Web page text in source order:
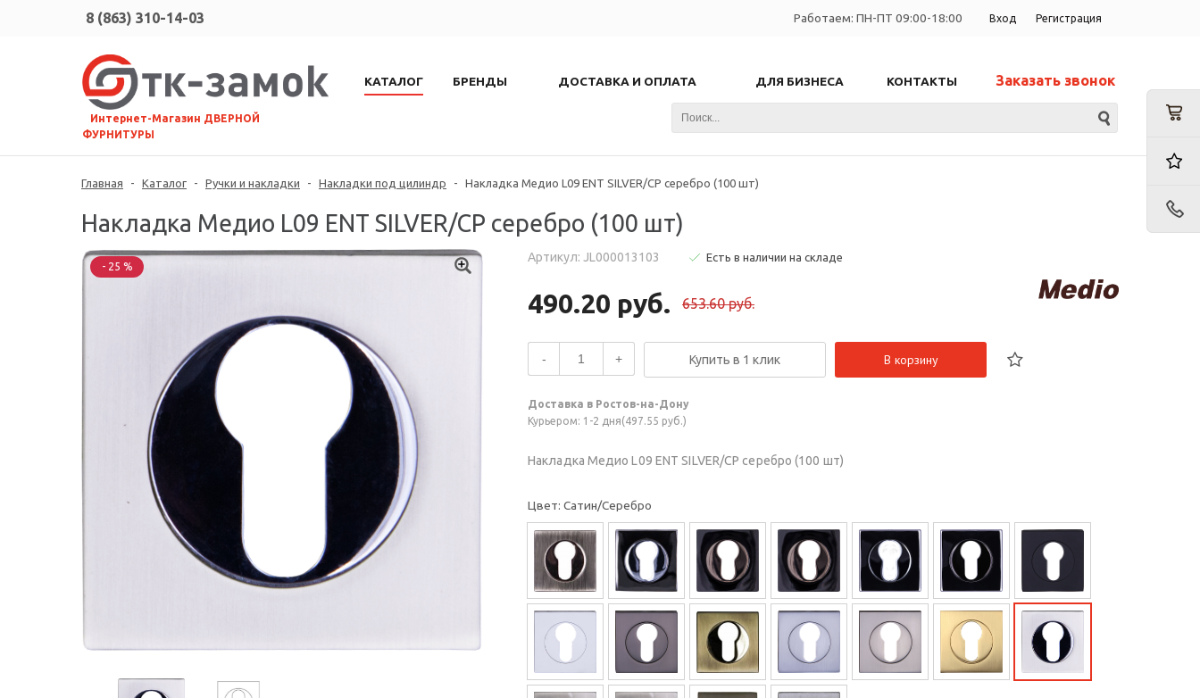
Вход Регистрация
Работаем: ПН-ПТ 09:00-18:00
8 (863) 310-14-03
⠀Интернет-Магазин ДВЕРНОЙ
ФУРНИТУРЫ
КАТАЛОГ БРЕНДЫ ДОСТАВКА И ОПЛАТА ДЛЯ БИЗНЕСА КОНТАКТЫ Заказать звонок
Главная - Каталог - Ручки и накладки - Накладки под цилиндр - Накладка Медио L09 ENT SILVER/CP серебро (100 шт)
Накладка Медио L09 ENT SILVER/CP серебро (100 шт)
- 25 %
Артикул: JL000013103 Есть в наличии на складе
490.20 руб. 653.60 руб.
- + Купить в 1 клик В корзину
Доставка в Ростов-на-Дону
Курьером: 1-2 дня(497.55 руб.)
Накладка Медио L09 ENT SILVER/CP серебро (100 шт)
Цвет: Сатин/Серебро